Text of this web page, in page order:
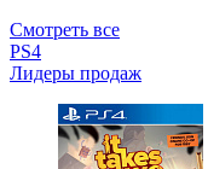
Смотреть все
PS4
Лидеры продаж